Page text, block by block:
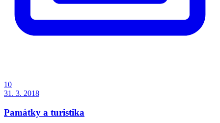
10
31. 3. 2018
Památky a turistika